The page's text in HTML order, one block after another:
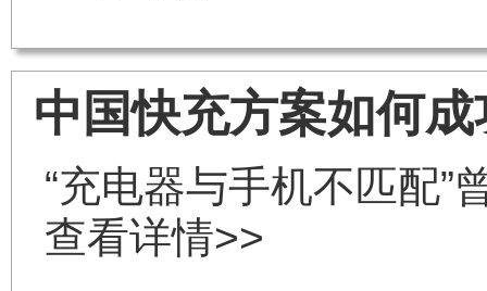
中国快充方案如何
​“充电器与手机不匹配”
查看详情>>